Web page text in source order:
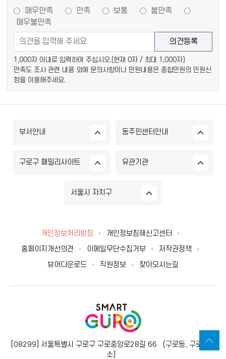
매우만족 만족 보통
불만족
매우불만족
1,000자 이내로 입력하여 주십시오.(현재 0자 / 최대 1,000자)
만족도 조사 관련 내용 외에 문의사항이나 민원내용은 종합민원의 민원신
청을 이용해주세요.
부서안내 동주민센터안내
구로구 패밀리사이트 유관기관
서울시 자치구
개인정보처리방침
개인정보침해신고센터
홈페이지개선의견
이메일무단수집거부
저작권정책
뷰어다운로드
직원정보 찾아오시는길
[08299] 서울특별시 구로구 구로중앙로28길 66 （구로동, 구로보건
소）